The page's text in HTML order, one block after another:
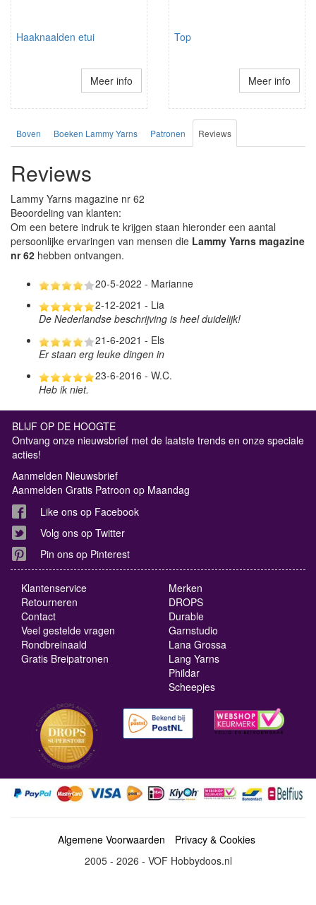
Haaknaalden etui
Meer info
Top
Meer info
Boven Boeken Lammy Yarns Patronen Reviews
Reviews
Lammy Yarns magazine nr 62
Beoordeling van klanten:
Om een betere indruk te krijgen staan hieronder een aantal
persoonlijke ervaringen van mensen die Lammy Yarns magazine
nr 62 hebben ontvangen.
20-5-2022 - Marianne
2-12-2021 - Lia
De Nederlandse beschrijving is heel duidelijk!
21-6-2021 - Els
Er staan erg leuke dingen in
23-6-2016 - W.C.
Heb ik niet.
BLIJF OP DE HOOGTE
Ontvang onze nieuwsbrief met de laatste trends en onze speciale
acties!
Aanmelden Nieuwsbrief
Aanmelden Gratis Patroon op Maandag
Like ons op Facebook
Volg ons op Twitter
Pin ons op Pinterest
Klantenservice
Retourneren
Contact
Veel gestelde vragen
Rondbreinaald
Gratis Breipatronen
Merken
DROPS
Durable
Garnstudio
Lana Grossa
Lang Yarns
Phildar
Scheepjes
Algemene Voorwaarden
Privacy & Cookies
2005 - 2026 - VOF Hobbydoos.nl